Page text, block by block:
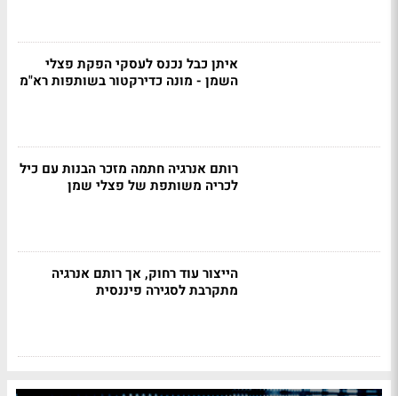
איתן כבל נכנס לעסקי הפקת פצלי
השמן - מונה כדירקטור בשותפות רא"מ
רותם אנרגיה חתמה מזכר הבנות עם כיל
לכריה משותפת של פצלי שמן
הייצור עוד רחוק, אך רותם אנרגיה
מתקרבת לסגירה פיננסית